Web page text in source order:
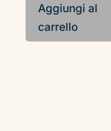
Aggiungi al
carrello